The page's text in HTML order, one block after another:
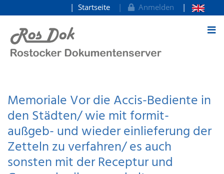
zum Inhalt
Startseite Anmelden
Memoriale Vor die Accis-Bediente in
den Städten/ wie mit formit-
außgeb- und wieder einlieferung der
Zetteln zu verfahren/ es auch
sonsten mit der Receptur und